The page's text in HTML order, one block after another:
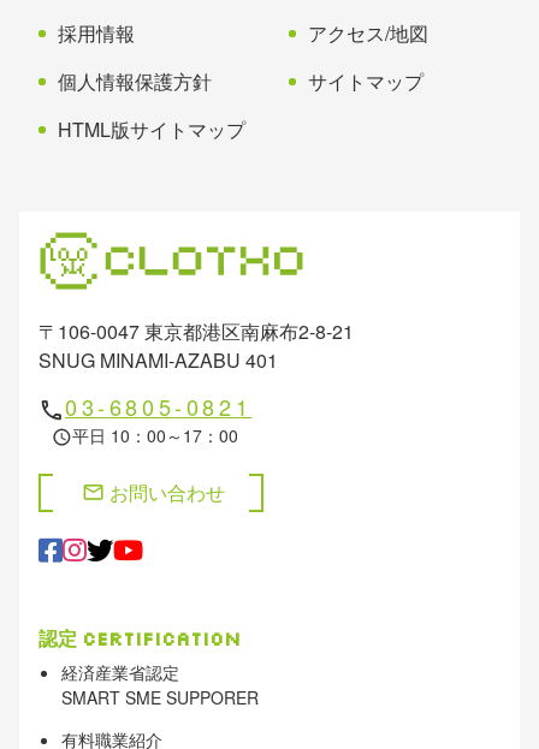
〒106-0047 東京都港区南麻布2-8-21
SNUG MINAMI-AZABU 401
phone03-6805-0821
schedule平日 10：00～17：00
mail お問い合わせ
認定 Certification
経済産業省認定
SMART SME SUPPORER
有料職業紹介
採用情報
アクセス/地図
個人情報保護方針
サイトマップ
HTML版サイトマップ